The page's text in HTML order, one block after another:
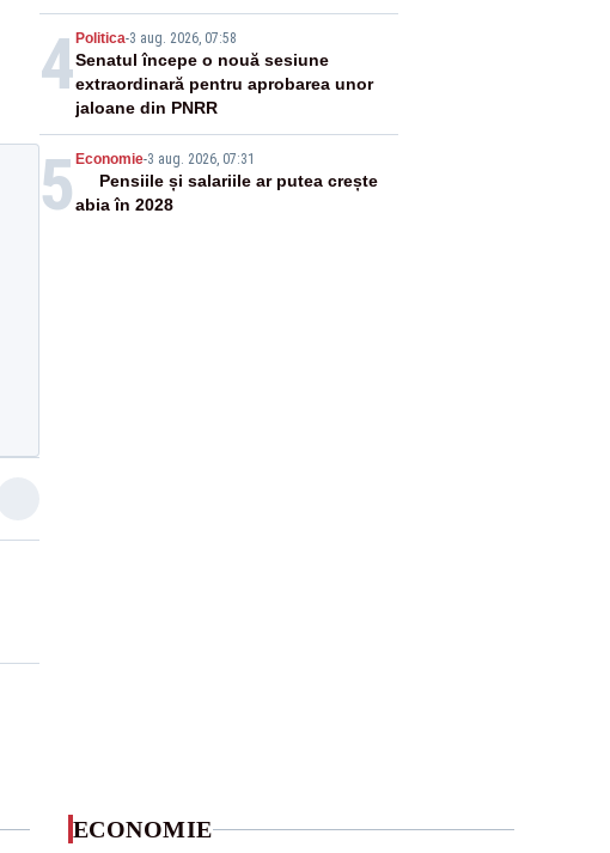
12:00 și 20:00
4 Politica-3 aug. 2026, 07:58
Senatul începe o nouă sesiune
extraordinară pentru aprobarea unor
jaloane din PNRR
5 Economie-3 aug. 2026, 07:31
Pensiile și salariile ar putea crește
abia în 2028
ECONOMIE